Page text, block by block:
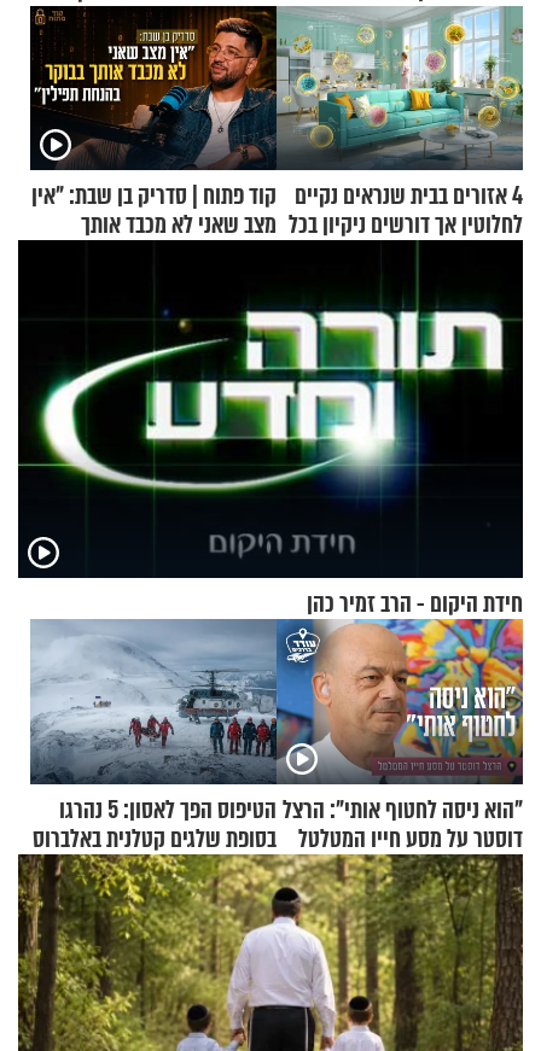
4 אזורים בבית שנראים נקיים
לחלוטין אך דורשים ניקיון בכל
קוד פתוח | סדריק בן שבת: "אין
מצב שאני לא מכבד אותך
חידת היקום - הרב זמיר כהן
"הוא ניסה לחטוף אותי": הרצל
דוסטר על מסע חייו המטלטל
הטיפוס הפך לאסון: 5 נהרגו
בסופת שלגים קטלנית באלברוס